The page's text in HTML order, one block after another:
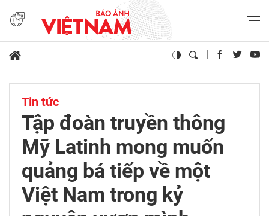
Tin tức
Tập đoàn truyền thông
Mỹ Latinh mong muốn
quảng bá tiếp về một
Việt Nam trong kỷ